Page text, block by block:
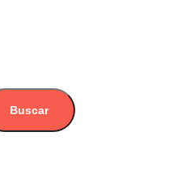
Buscar